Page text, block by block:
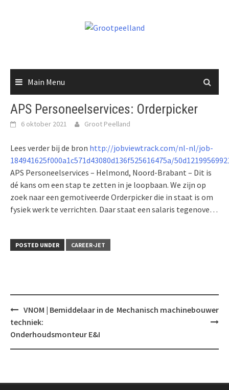
Main Menu
APS Personeelservices: Orderpicker
6 oktober 2021 Groot Peelland
Lees verder bij de bron http://jobviewtrack.com/nl-nl/job-
184941625f000a1c571d43080d136f525616475a/
APS Personeelservices – Helmond, Noord-Brabant – Dit is
dé kans om een stap te zetten in je loopbaan. We zijn op
zoek naar een gemotiveerde Orderpicker die in staat is om
fysiek werk te verrichten. Daar staat een salaris tegenove…
POSTED UNDER CAREER-JET
Post
navigation
VNOM | Bemiddelaar in de
techniek:
Onderhoudsmonteur E&I
Mechanisch machinebouwer